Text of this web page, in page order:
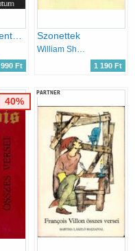
990 Ft
Szonettek
1 190 Ft
40%
PARTNER